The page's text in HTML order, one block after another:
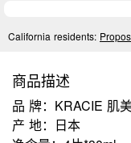
California residents:
商品描述
品 牌：KRACIE 肌
产 地：日本